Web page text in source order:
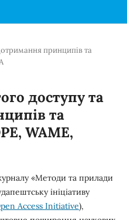
принципів та
доступу та
та
WAME,
«Методи та прилади
ініціативу
Access Initiative),